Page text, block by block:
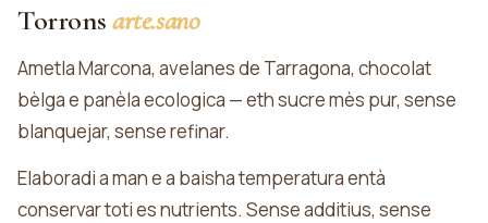
Torronsarte.sano
Ametla Marcona, avelanes de Tarragona, chocolat
bèlga e panèla ecologica — eth sucre mès pur, sense
blanquejar, sense refinar.
Elaboradi a man e a baisha temperatura entà
conservar toti es nutrients. Sense additius, sense